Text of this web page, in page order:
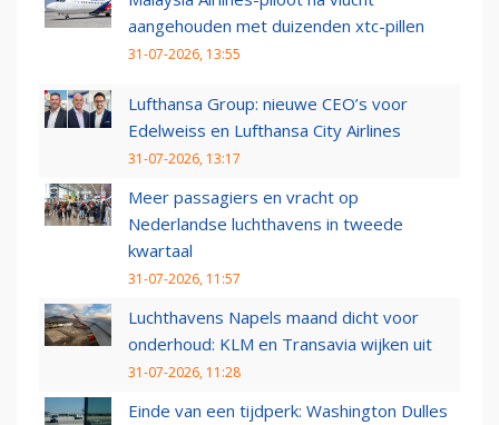
aangehouden met duizenden xtc-pillen
31-07-2026, 13:55
Lufthansa Group: nieuwe CEO’s voor
Edelweiss en Lufthansa City Airlines
31-07-2026, 13:17
Meer passagiers en vracht op
Nederlandse luchthavens in tweede
kwartaal
31-07-2026, 11:57
Luchthavens Napels maand dicht voor
onderhoud: KLM en Transavia wijken uit
31-07-2026, 11:28
Einde van een tijdperk: Washington Dulles